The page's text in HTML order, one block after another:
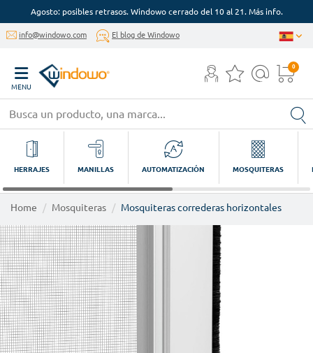
Agosto: posibles retrasos. Windowo cerrado del 10 al 21. Más info.
info@windowo.com El blog de Windowo
MENU
0
HERRAJES MANILLAS AUTOMATIZACIÓN MOSQUITERAS
Home Mosquiteras Mosquiteras correderas horizontales